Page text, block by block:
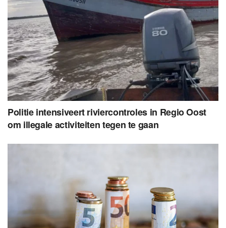
Politie intensiveert riviercontroles in Regio Oost
om illegale activiteiten tegen te gaan